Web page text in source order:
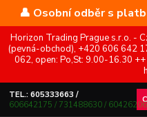
👤 Osobní odběr s
Horizon Trading Prague s.r.o. -
(pevná-obchod), +420 606 642
062, open: Po,St: 9.00-16.30
TEL.: 605333663 /
606642175 / 731488630 /